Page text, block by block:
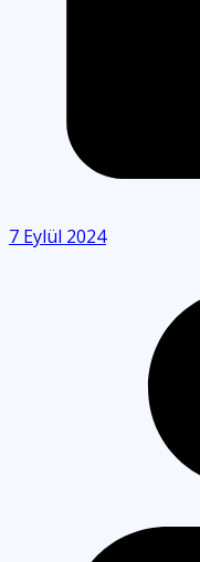
7 Eylül 2024